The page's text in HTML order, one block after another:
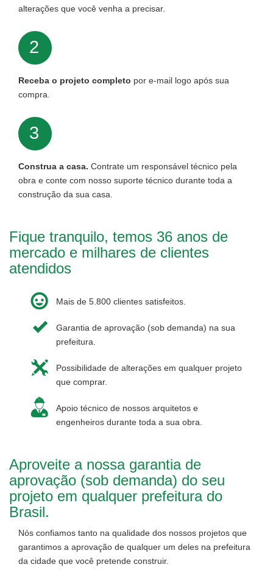
alterações que você venha a precisar.
2
Receba o projeto completo por e-mail logo após sua
compra.
3
Construa a casa. Contrate um responsável técnico pela
obra e conte com nosso suporte técnico durante toda a
construção da sua casa.
Fique tranquilo, temos 36 anos de
mercado e milhares de clientes
atendidos
Mais de 5.800 clientes satisfeitos.
Garantia de aprovação (sob demanda) na sua
prefeitura.
Possibilidade de alterações em qualquer projeto
que comprar.
Apoio técnico de nossos arquitetos e
engenheiros durante toda a sua obra.
Aproveite a nossa garantia de
aprovação (sob demanda) do seu
projeto em qualquer prefeitura do
Brasil.
Nós confiamos tanto na qualidade dos nossos projetos que
garantimos a aprovação de qualquer um deles na prefeitura
da cidade que você pretende construir.